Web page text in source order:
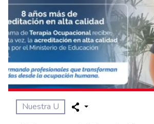
Nuestra U